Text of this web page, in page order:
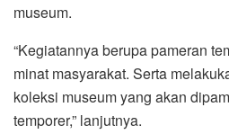
museum.
“Kegiatannya berupa pameran
minat masyarakat. Serta
koleksi museum yang akan
temporer,” lanjutnya.